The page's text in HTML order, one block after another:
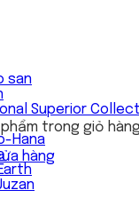
trong giỏ
hàng
san
Superior
Hana